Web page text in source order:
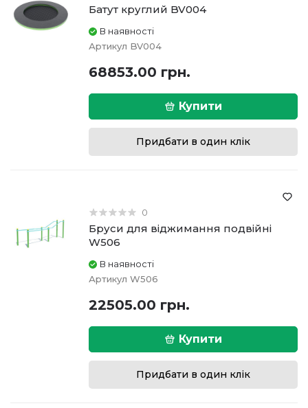
Батут круглий BV004
В наявності
Артикул BV004
68853.00 грн.
Купити
Придбати в один клік
0
Бруси для віджимання подвійні
W506
В наявності
Артикул W506
22505.00 грн.
Купити
Придбати в один клік